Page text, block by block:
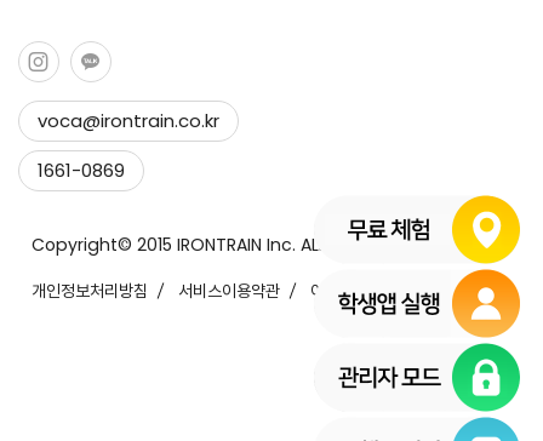
voca@irontrain.co.kr
Copy to clipboard
Copied !
1661-0869
Copyright© 2015 IRONTRAIN Inc. ALL Rights Reserved.
개인정보처리방침
서비스이용약관 이메일무단수집거부